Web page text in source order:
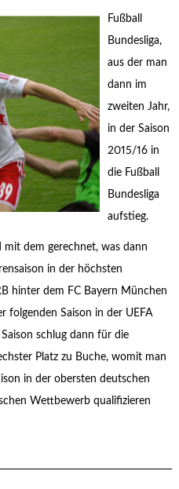
Fußball
Bundesliga,
aus der man
dann im
zweiten Jahr,
in der Saison
2015/16 in
die Fußball
Bundesliga
aufstieg.
dem gerechnet, was dann
in der höchsten
hinter dem FC Bayern München
folgenden Saison in der UEFA
schlug dann für die
Platz zu Buche, womit man
in der obersten deutschen
Wettbewerb qualifizieren